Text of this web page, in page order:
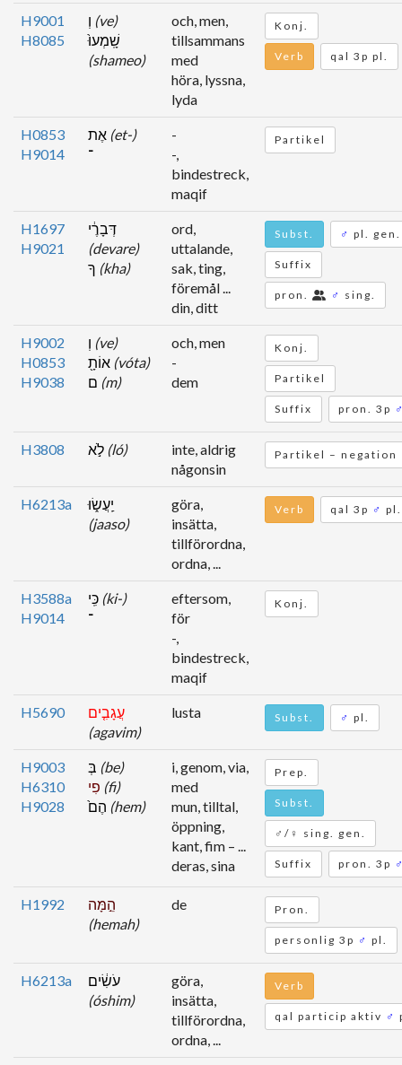
H9001
H8085
(ve)
שָֽׁמְעוּ֙
(shameo)
och, men,
tillsammans
med
höra, lyssna,
lyda
Konj.
Verb qal 3p pl.
H0853
H9014
(et-)
־
-
-,
bindestreck,
maqif
Partikel
H1697
H9021
דְּבָרֶ֔י
(devare)
(kha)
ord,
uttalande,
sak, ting,
föremål ...
din, ditt
Subst. ♂ pl. gen.
Suffix
pron. ♂ sing.
H9002
H0853
H9038
(ve)
(vóta)
(m)
och, men
-
dem
Konj.
Partikel
Suffix pron. 3p
H3808 (ló)
inte, aldrig
någonsin
Partikel – negation
H6213a
יַֽעֲשׂ֑וּ
(jaaso)
göra,
insätta,
tillförordna,
ordna, ...
Verb qal 3p ♂ pl.
H3588a
H9014
(ki-)
־
eftersom,
för
-,
bindestreck,
maqif
Konj.
H5690
עֲגָבִ֤ים
(agavim)
lusta Subst. ♂ pl.
H9003
H6310
H9028
(be)
(fi)
(hem)
i, genom, via,
med
mun, tilltal,
öppning,
kant, fim – ...
deras, sina
Prep.
Subst.
♂/♀ sing. gen.
Suffix pron. 3p
H1992
הֵ֣מָּה
(hemah)
de Pron.
personlig 3p ♂ pl.
H6213a
עֹשִׂ֔ים
(óshim)
göra,
insätta,
tillförordna,
ordna, ...
Verb
qal particip aktiv ♂